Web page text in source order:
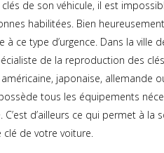
clés de son véhicule, il est
habilitées. Bien
à ce type d’urgence. Dans la ville
de la reproduction des
japonaise, allemande
tous les équipements
C’est d’ailleurs ce qui permet à la
clé de votre voiture.